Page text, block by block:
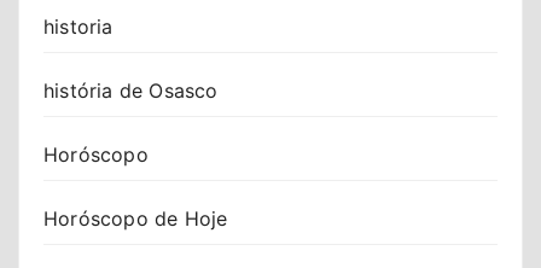
historia
história de Osasco
Horóscopo
Horóscopo de Hoje